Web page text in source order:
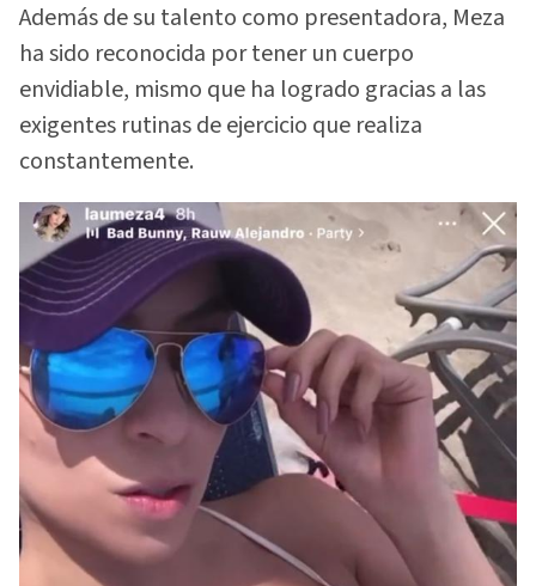
Además de su talento como presentadora, Meza
ha sido reconocida por tener un cuerpo
envidiable, mismo que ha logrado gracias a las
exigentes rutinas de ejercicio que realiza
constantemente.